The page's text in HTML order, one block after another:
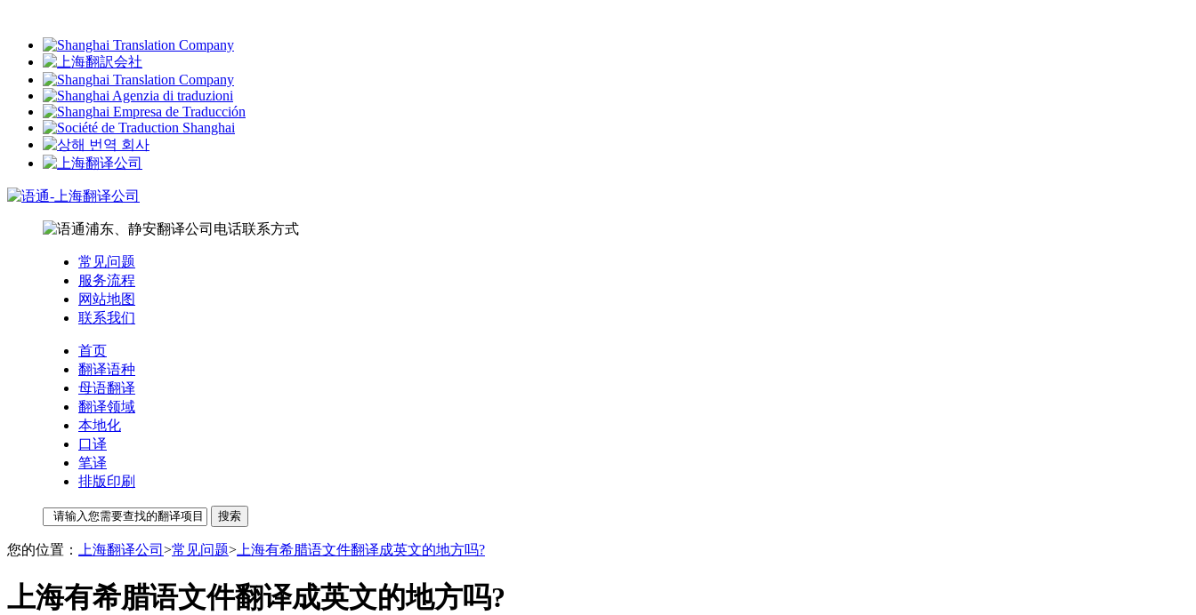
常见问题
服务流程
网站地图
联系我们
首页
翻译语种
母语翻译
翻译领域
本地化
口译
笔译
排版印刷
您的位置： 上海翻译公司 >常见问题> 上海有希腊语文件翻译成英文的地方吗?
上海有希腊语文件翻译成英文的地方吗?